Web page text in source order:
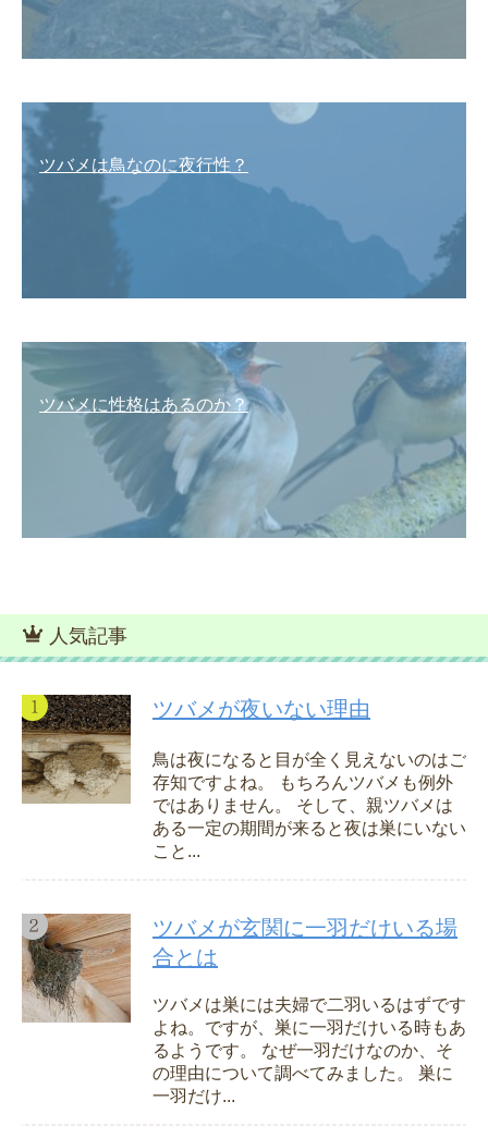
ツバメは鳥なのに夜行性？
ツバメに性格はあるのか？
人気記事
ツバメが夜いない理由
鳥は夜になると目が全く見えないのはご
存知ですよね。 もちろんツバメも例外
ではありません。 そして、親ツバメは
ある一定の期間が来ると夜は巣にいない
こと...
ツバメが玄関に一羽だけいる場
合とは
ツバメは巣には夫婦で二羽いるはずです
よね。ですが、巣に一羽だけいる時もあ
るようです。 なぜ一羽だけなのか、そ
の理由について調べてみました。 巣に
一羽だけ...